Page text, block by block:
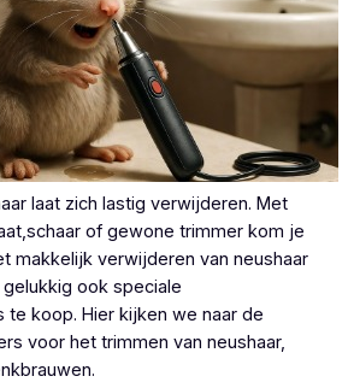
laat zich lastig verwijderen. Met
of gewone trimmer kom je
makkelijk verwijderen van neushaar
ook speciale
te koop. Hier kijken we naar de
voor het trimmen van neushaar,